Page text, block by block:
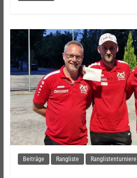
Beiträge Rangliste Ranglistenturniere